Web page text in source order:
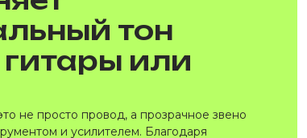
тон
или
не просто провод, а прозрачное звено
и усилителем. Благодаря